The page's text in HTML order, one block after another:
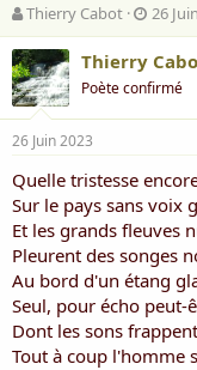
A
u
t
e
u
r
d
e
l
a
d
i
c
u
s
s
Thierry Cabot
D
a
t
e
d
e
é
b
u
t
26
Thierry
Poète confirmé
26 Juin 2023
Quelle tristesse
Sur le pays sans voix
Et les grands fleuves
Pleurent des songes
Au bord d'un étang
Seul, pour écho
Dont les sons
Tout à coup l'homme